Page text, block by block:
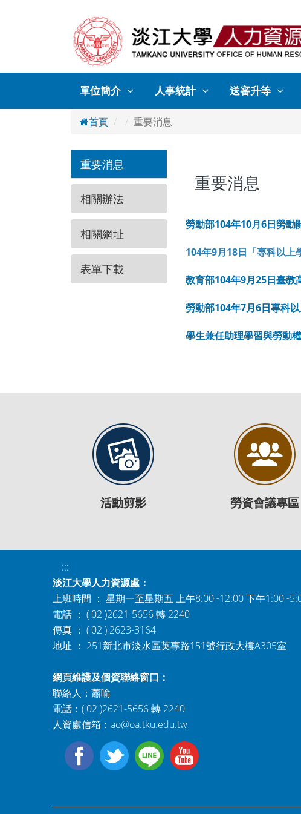
單位簡介 人事統計 送審升等
首頁 重要消息
重要消息
相關辦法
相關網址
表單下載
重要消息
勞動部104年10月6日勞動
104年9月18日「專科以上
教育部104年9月25日臺教
勞動部104年7月6日專科
學生兼任助理學習與勞動
活動剪影 勞資會議專區
:::
淡江大學人力資源處：
上班時間 ： 星期一至星期五 上午8:00~12:00 下午
電話 ： ( 02 )2621-5656 轉 2240
傳真 ： ( 02 ) 2623-3164
地址 ： 251新北市淡水區英專路151號行政大樓A305室
網頁維護及個資聯絡窗口：
聯絡人：蕭喻
電話：( 02 )2621-5656 轉 2240
人資處信箱： ao@oa.tku.edu.tw